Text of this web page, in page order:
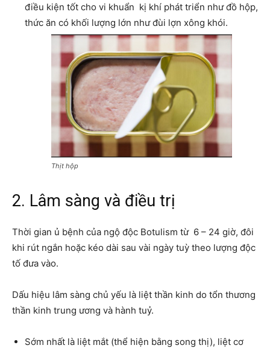
điều kiện tốt cho vi khuẩn kị khí phát triển như đồ hộp,
thức ăn có khối lượng lớn như đùi lợn xông khói.
Thịt hộp
2. Lâm sàng và điều trị
Thời gian ủ bệnh của ngộ độc Botulism từ 6 – 24 giờ, đôi
khi rút ngắn hoặc kéo dài sau vài ngày tuỳ theo lượng độc
tố đưa vào.
Dấu hiệu lâm sàng chủ yếu là liệt thần kinh do tổn thương
thần kinh trung ương và hành tuỷ.
Sớm nhất là liệt mắt (thể hiện bằng song thị), liệt cơ